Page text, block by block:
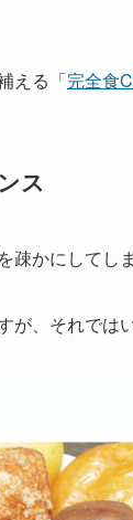
える「完全食
ス
かにしてし
、それでは